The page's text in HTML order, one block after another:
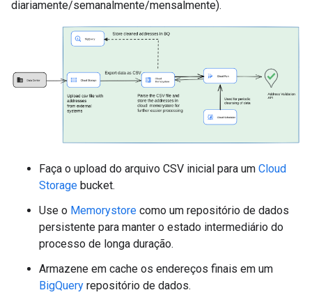
diariamente/semanalmente/mensalmente).
Faça o upload do arquivo CSV inicial para um Cloud
Storage bucket.
Use o Memorystore como um repositório de dados
persistente para manter o estado intermediário do
processo de longa duração.
Armazene em cache os endereços finais em um
BigQuery repositório de dados.